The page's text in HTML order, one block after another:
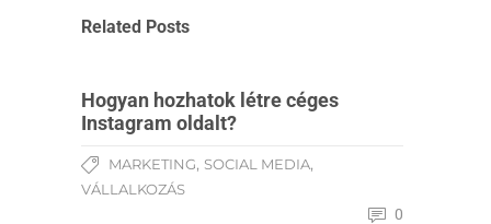
Related Posts
Hogyan hozhatok létre céges
Instagram oldalt?
MARKETING, SOCIAL MEDIA,
VÁLLALKOZÁS
0